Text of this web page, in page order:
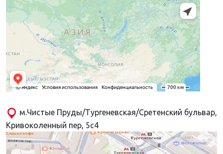
м.Чистые Пруды/Тургеневская/Сретенский бульвар,
Кривоколенный пер, 5с4